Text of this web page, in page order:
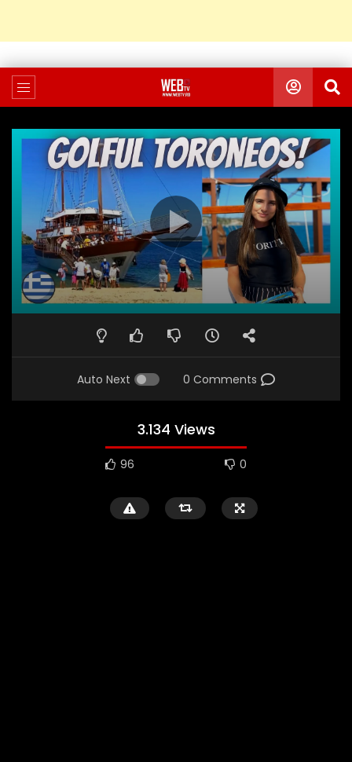
Auto Next 0 Comments
3.134 Views
96 0